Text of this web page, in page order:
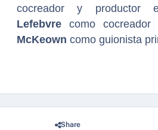
cocreador y productor
Lefebvre como
McKeown como guionista
Share